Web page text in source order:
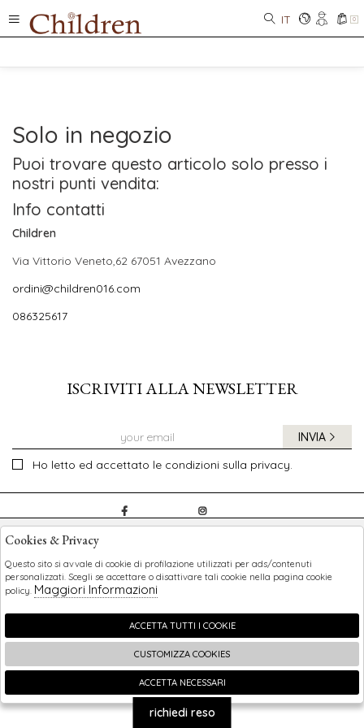
IT 0
Solo in negozio
Puoi trovare questo articolo solo presso i
nostri punti vendita:
Info contatti
Children
Via Vittorio Veneto,62 67051 Avezzano
ordini@children016.com
086325617
ISCRIVITI ALLA NEWSLETTER
Ho letto ed accettato le condizioni sulla privacy.
INVIA
SHOPPING
EXTRA
🍪
richiedi reso
Cookies & Privacy
Questo sito si avvale di cookie di profilazione utilizzati per ads/contenuti
personalizzati. Scegli se accettare o disattivare tali cookie nella pagina cookie
policy. Maggiori Informazioni
ACCETTA TUTTI I COOKIE
CUSTOMIZZA COOKIES
ACCETTA NECESSARI